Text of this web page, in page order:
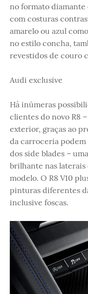
no formato diamante
com costuras
amarelo ou azul
no estilo concha,
revestidos de couro
Audi exclusive
Há inúmeras
clientes do novo R8
exterior, graças ao
da carroceria
dos side blades –
brilhante nas laterais
modelo. O R8 V10
pinturas diferentes
inclusive foscas.